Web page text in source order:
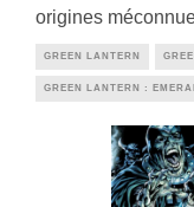
origines
GREEN LANTERN
GREEN LANTERN :